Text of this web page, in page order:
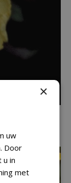
×
uw
Door
in
met